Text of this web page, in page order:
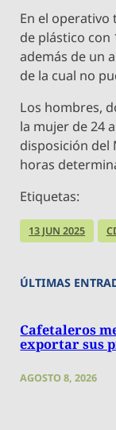
En el
de plástico con
además de un
de la cual no
Los hombres,
la mujer de 24
disposición del
horas
Etiquetas:
13 JUN 2025
ÚLTIMAS
Cafetaleros
exportar sus
AGOSTO 8, 2026